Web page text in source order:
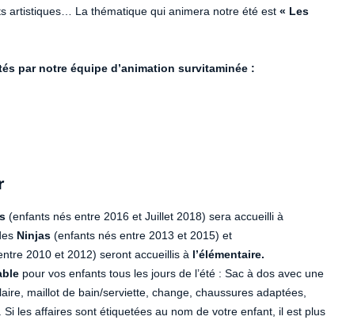
artistiques… La thématique qui animera notre été est « Les
par notre équipe d’animation survitaminée :
(enfants nés entre 2016 et Juillet 2018) sera accueilli à
Ninjas(enfants nés entre 2013 et 2015) et
2010 et 2012) seront accueillis à l’élémentaire.
pour vos enfants tous les jours de l’été : Sac à dos avec une
maillot de bain/serviette, change, chaussures adaptées,
les affaires sont étiquetées au nom de votre enfant, il est plus